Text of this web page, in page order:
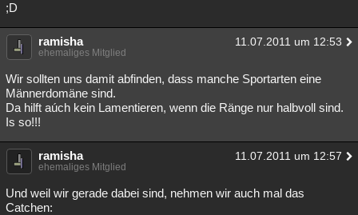
;D
ramisha 11.07.2011 um 12:53
ehemaliges Mitglied
Wir sollten uns damit abfinden, dass manche Sportarten eine
Männerdomäne sind.
Da hilft aúch kein Lamentieren, wenn die Ränge nur halbvoll sind.
Is so!!!
ramisha 11.07.2011 um 12:57
ehemaliges Mitglied
Und weil wir gerade dabei sind, nehmen wir auch mal das
Catchen: